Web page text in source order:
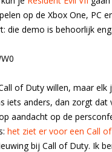
op de Xbox One, PC
die demo is behoorlijk eng.
of Duty willen, maar
iets anders, dan zorgt
aandacht op de
het ziet er voor een Call
bij Call of Duty. Ik